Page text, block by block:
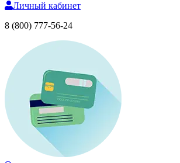
Личный кабинет
8 (800) 777-56-24